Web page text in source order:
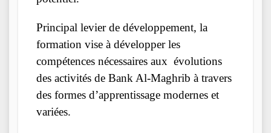
Principal levier de développement, la
formation vise à développer les
compétences nécessaires aux évolutions
des activités de Bank Al-Maghrib à travers
des formes d’apprentissage modernes et
variées.